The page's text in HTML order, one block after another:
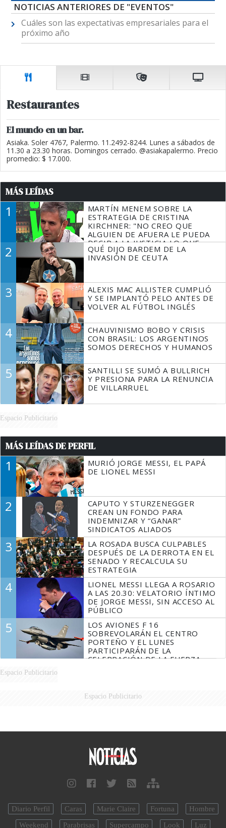
NOTICIAS ANTERIORES DE "EVENTOS"
Cuáles son las expectativas empresariales para el
próximo año
Restaurantes
El mundo en un bar.
Asiaka. Soler 4767, Palermo. 11.2492-8244. Lunes a sábados de
11.30 a 23.30 horas. Domingos cerrado. @asiakapalermo. Precio
promedio: $ 17.000.
MÁS LEÍDAS
1
MARTÍN MENEM SOBRE LA
ESTRATEGIA DE CRISTINA
KIRCHNER: "NO CREO QUE
ALGUIEN DE AFUERA LE PUEDA
DECIR A LA JUSTICIA LO QUE
TIENE QUE HACER"
2
QUÉ DIJO BARDEM DE LA
INVASIÓN DE CEUTA
3
ALEXIS MAC ALLISTER CUMPLIÓ
Y SE IMPLANTÓ PELO ANTES DE
VOLVER AL FÚTBOL INGLÉS
4
CHAUVINISMO BOBO Y CRISIS
CON BRASIL: LOS ARGENTINOS
SOMOS DERECHOS Y HUMANOS
5
SANTILLI SE SUMÓ A BULLRICH
Y PRESIONA PARA LA RENUNCIA
DE VILLARRUEL
Espacio Publicitario
MÁS LEÍDAS DE PERFIL
1
MURIÓ JORGE MESSI, EL PAPÁ
DE LIONEL MESSI
2
CAPUTO Y STURZENEGGER
CREAN UN FONDO PARA
INDEMNIZAR Y “GANAR”
SINDICATOS ALIADOS
3
LA ROSADA BUSCA CULPABLES
DESPUÉS DE LA DERROTA EN EL
SENADO Y RECALCULA SU
ESTRATEGIA
4
LIONEL MESSI LLEGA A ROSARIO
A LAS 20.30: VELATORIO ÍNTIMO
DE JORGE MESSI, SIN ACCESO AL
PÚBLICO
5
LOS AVIONES F 16
SOBREVOLARÁN EL CENTRO
PORTEÑO Y EL LUNES
PARTICIPARÁN DE LA
CELEBRACIÓN DE LA FUERZA
Espacio Publicitario
Espacio Publicitario
Diario Perfil Caras Marie Claire Fortuna
Hombre
Weekend
Parabrisas Supercampo Look Luz